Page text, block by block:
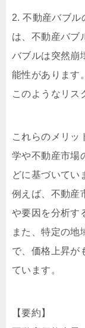
2. 不動産バブル
は、不動産バブ
バブルは突然崩
能性があります。
このようなリス
これらのメリッ
学や不動産市場
どに基づいてい
例えば、不動産
や要因を分析す
また、特定の地
で、価格上昇が
ています。
【要約】